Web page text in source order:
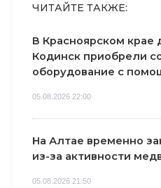
ЧИТАЙТЕ ТАКЖЕ:
В Красноярском крае
Кодинск приобрели
оборудование с
05.08.2026 22:00
На Алтае временно
из-за активности
05.08.2026 21:50